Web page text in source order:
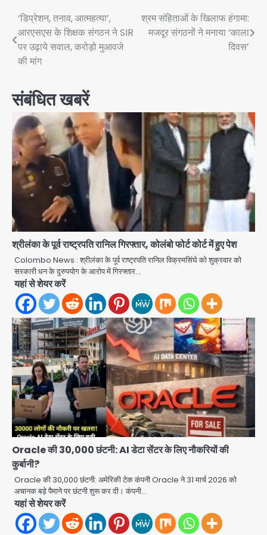
Post
navigation
‘डिप्रेशन, तनाव, आत्महत्या’,
आरएसएस के शिक्षक संगठन ने SIR
पर उढ़ाये सवाल, करोड़ो मुआवजे
की मांग
श्रम संहिताओं के खिलाफ हंगामा:
मजदूर संगठनों ने मनाया ‘काला
दिवस’
संबंधित खबरें
श्रीलंका के पूर्व राष्ट्रपति रानिल गिरफ्तार, कोलंबो फोर्ट कोर्ट में हुए पेश
Colombo News : श्रीलंका के पूर्व राष्ट्रपति रानिल विक्रमसिंघे को शुक्रवार को
सरकारी धन के दुरुपयोग के आरोप में गिरफ्तार…
यहां से शेयर करें
Oracle की 30,000 छंटनी: AI डेटा सेंटर के लिए नौकरियों की
कुर्बानी?
Oracle की 30,000 छंटनी: अमेरिकी टेक कंपनी Oracle ने 31 मार्च 2026 को
अचानक बड़े पैमाने पर छंटनी शुरू कर दी। कंपनी…
यहां से शेयर करें
2
Shaheen Bagh News: बारिश के बाद
शाहीन बाग में जलभराव और गड्ढे, सीवर काम से
लोग परेशान
Avinash Kumar